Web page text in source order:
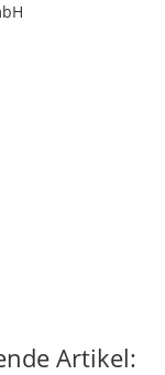
Artikel: